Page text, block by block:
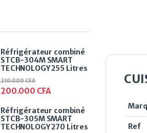
Ref
Réfrigérateur combiné
STCB-304M SMART
TECHNOLOGY 255 Litres
200.000 CFA
210.000CFA
Réfrigérateur combiné
STCB-305M SMART
TECHNOLOGY 270 Litres